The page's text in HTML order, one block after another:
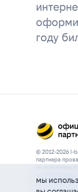
году
© 2012-2026 l-
партнера
политика
политика
мы